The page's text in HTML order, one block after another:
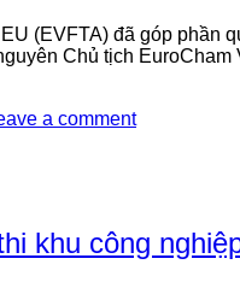
(EVFTA) đã góp phần
Chủ tịch EuroCham
a comment
khu công